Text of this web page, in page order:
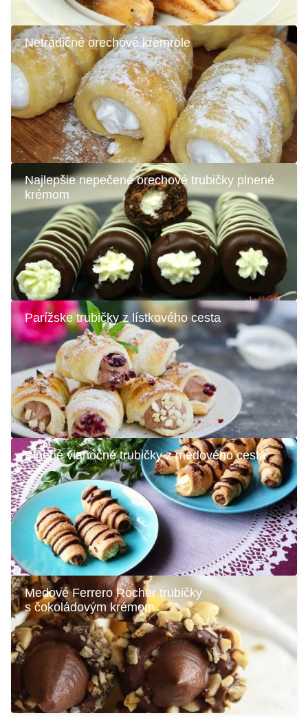
Netradičné orechové kremrole
Najlepšie nepečené orechové trubičky plnené
krémom
Parížske trubičky z lístkového cesta
Plnené vianočné trubičky z medového cesta
Medové Ferrero Rocher trubičky
s čokoládovým krémom